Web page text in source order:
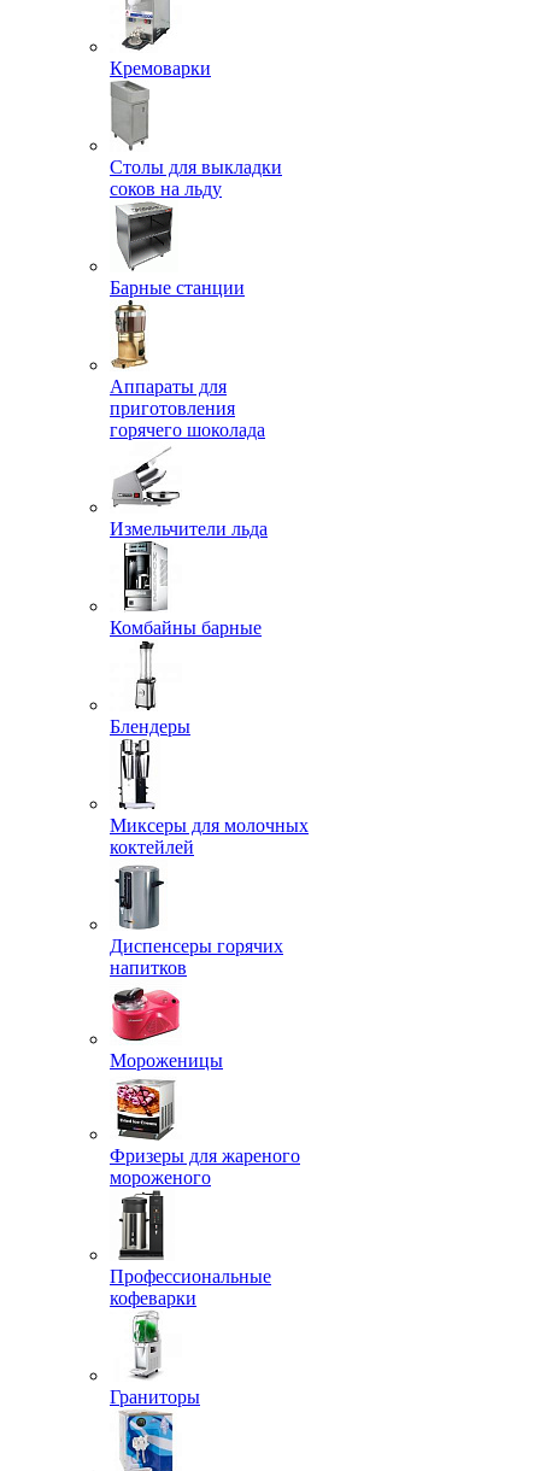
Кремоварки
Столы для выкладки
соков на льду
Барные станции
Аппараты для
приготовления
горячего шоколада
Измельчители льда
Комбайны барные
Блендеры
Миксеры для молочных
коктейлей
Диспенсеры горячих
напитков
Мороженицы
Фризеры для жареного
мороженого
Профессиональные
кофеварки
Граниторы